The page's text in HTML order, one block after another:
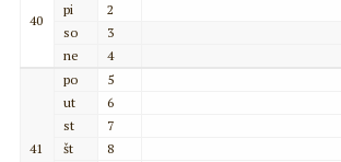
40
pi
2
so
3
ne
4
41
po
5
ut
6
st
7
št
8